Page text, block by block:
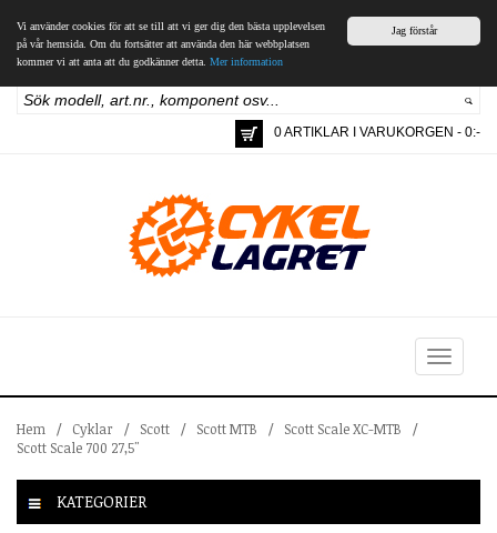
Jag förstår
Vi använder cookies för att se till att vi ger dig den bästa upplevelsen
på vår hemsida. Om du fortsätter att använda den här webbplatsen
kommer vi att anta att du godkänner detta. Mer information
0 ARTIKLAR I VARUKORGEN - 0:-
Toggle
navigation
Hem / Cyklar / Scott / Scott MTB / Scott Scale XC-MTB
/
Scott Scale 700 27,5"
KATEGORIER